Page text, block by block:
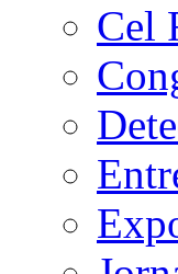
Cel